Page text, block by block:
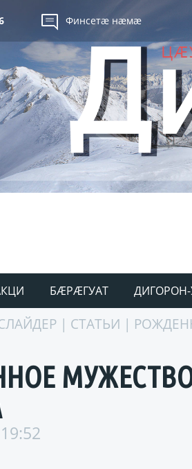
Финсетæ нæмæ
БÆРÆГУАТ ДИГОРОН-
| СТАТЬИ |